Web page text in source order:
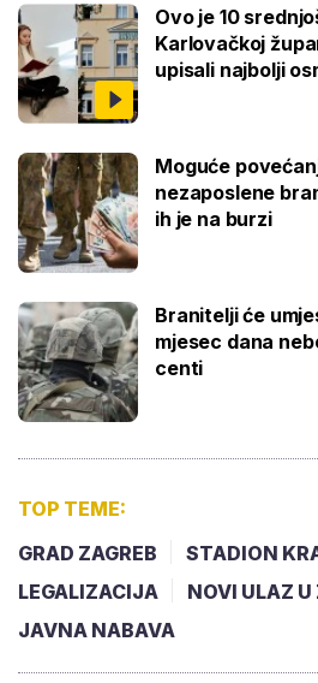
Ovo je 10
Karlovačkoj
upisali najbolji
Moguće
nezaposlene
ih je na burzi
Branitelji će
mjesec dana
centi
TOP TEME:
GRAD ZAGREB
STADION
LEGALIZACIJA
NOVI ULAZ U
JAVNA NABAVA